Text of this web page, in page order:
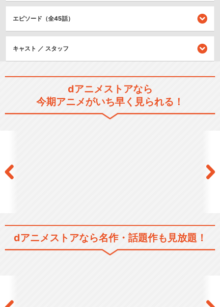
ロボット/メカ
シリーズ／関連のアニメ作品
魔神英雄伝ワタル 七魂の龍神
魔神創造伝ワタル
魔神英雄伝ワタル 終わりなき
時の物語
エピソード（全45話）
キャスト ／ スタッフ
dアニメストアなら
今期アニメがいち早く見られる！
dアニメストアなら名作・話題作も見放題！